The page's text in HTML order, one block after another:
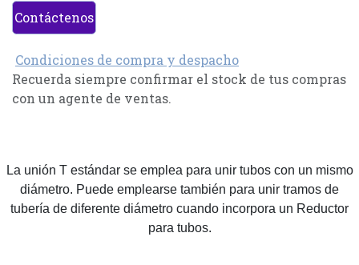
Contáctenos
Condiciones de compra y despacho
Recuerda siempre confirmar el stock de tus compras
con un agente de ventas.
La unión T estándar se emplea para unir tubos con un mismo
diámetro. Puede emplearse también para unir tramos de
tubería de diferente diámetro cuando incorpora un Reductor
para tubos.